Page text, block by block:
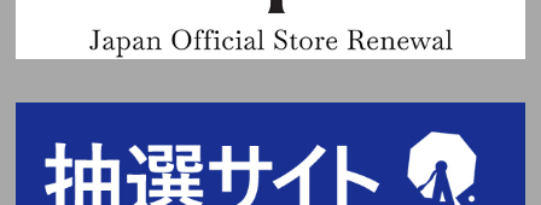
・「ラッキードロー対象商品」もストア特典・応募抽選用シリアルナンバー
の対象になります。
・お客様のご都合による長期不在・住所不明の返送品については保管義務を
・ご注文は、施策へのご参加をご希望のお客様自身で行う様お願いいたしま
す。代理購入等で生じたトラブルに関して、当社は一切の責任を負いかねま
すのであらかじめご了承ください。